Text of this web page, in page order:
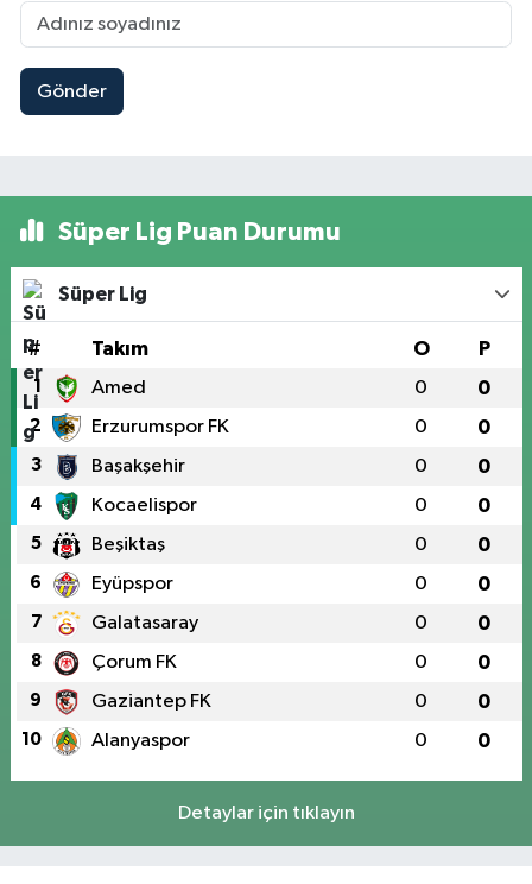
Gönder
Süper Lig Puan Durumu
Süper Lig
# Takım O P
1 Amed 0 0
2 Erzurumspor FK 0 0
3 Başakşehir 0 0
4 Kocaelispor 0 0
5 Beşiktaş 0 0
6 Eyüpspor 0 0
7 Galatasaray 0 0
8 Çorum FK 0 0
9 Gaziantep FK 0 0
10 Alanyaspor 0 0
Detaylar için tıklayın